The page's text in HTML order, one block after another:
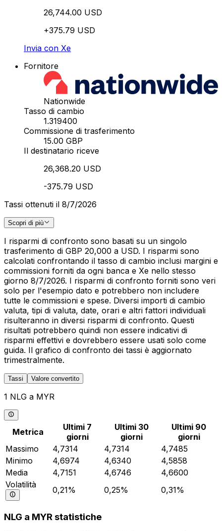
26,744.00 USD
+375.79 USD
Invia con Xe
Fornitore
Nationwide
Tasso di cambio
1.319400
Commissione di trasferimento
15.00 GBP
Il destinatario riceve
26,368.20 USD
-375.79 USD
Tassi ottenuti il 8/7/2026
Scopri di più
I risparmi di confronto sono basati su un singolo
trasferimento di GBP 20,000 a USD. I risparmi sono
calcolati confrontando il tasso di cambio inclusi margini e
commissioni forniti da ogni banca e Xe nello stesso
giorno 8/7/2026. I risparmi di confronto forniti sono veri
solo per l'esempio dato e potrebbero non includere
tutte le commissioni e spese. Diversi importi di cambio
valuta, tipi di valuta, date, orari e altri fattori individuali
risulteranno in diversi risparmi di confronto. Questi
risultati potrebbero quindi non essere indicativi di
risparmi effettivi e dovrebbero essere usati solo come
guida. Il grafico di confronto dei tassi è aggiornato
trimestralmente.
Tassi Valore convertito
1 NLG a MYR
Metrica
Ultimi 7
giorni
Ultimi 30
giorni
Ultimi 90
giorni
Massimo
4,7314 4,7314
4,7485
Minimo
4,6974 4,6340
4,5858
Media
4,7151 4,6746
4,6600
Volatilità
0,21% 0,25% 0,31%
NLG a MYR statistiche